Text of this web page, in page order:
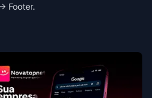
Footer.